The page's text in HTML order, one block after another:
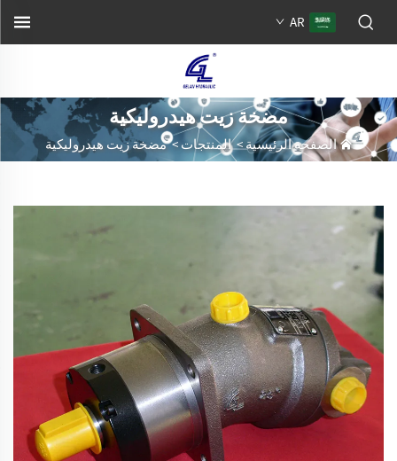
AR
مضخة زيت هيدروليكية
الصفحة الرئيسية >المنتجات>مضخة زيت هيدروليكية